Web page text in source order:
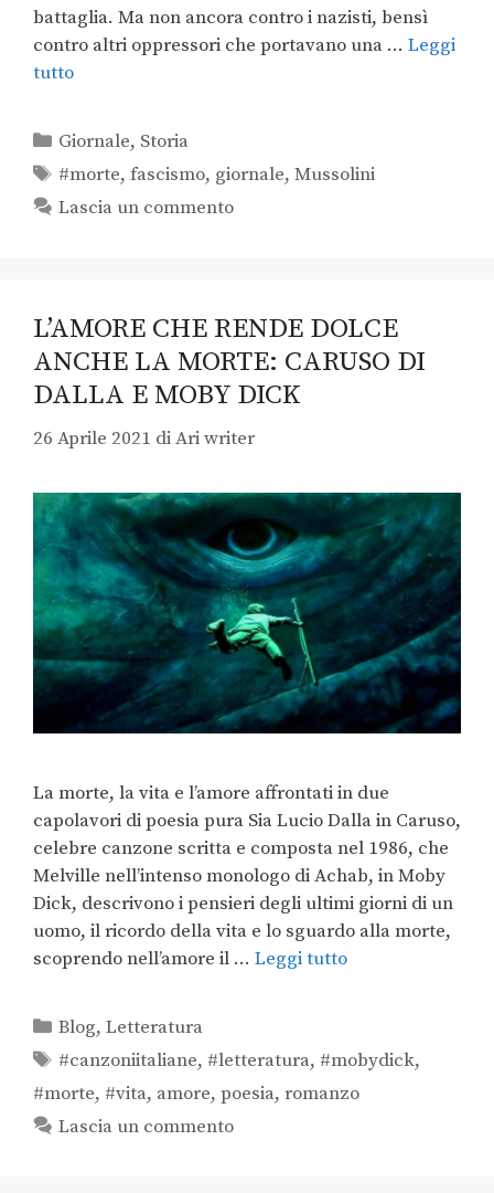
battaglia. Ma non ancora contro i nazisti, bensì
contro altri oppressori che portavano una … Leggi
tutto
Giornale, Storia
#morte,fascismo, giornale,Mussolini
Lascia un commento
L’AMORE CHE RENDE DOLCE
ANCHE LA MORTE: CARUSO DI
DALLA E MOBY DICK
26 Aprile 2021 diAri writer
La morte, la vita e l’amore affrontati in due
capolavori di poesia pura Sia Lucio Dalla in Caruso,
celebre canzone scritta e composta nel 1986, che
Melville nell’intenso monologo di Achab, in Moby
Dick, descrivono i pensieri degli ultimi giorni di un
uomo, il ricordo della vita e lo sguardo alla morte,
scoprendo nell’amore il … Leggi tutto
Blog,Letteratura
#canzoniitaliane, #letteratura, #mobydick,
#morte, #vita, amore, poesia, romanzo
Lascia un commento